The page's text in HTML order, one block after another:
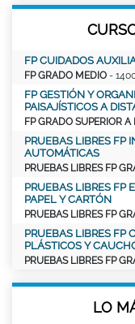
FP CUIDADOS
FP GRADO MEDIO -
FP GESTIÓN Y
PAISAJÍSTICOS A
FP GRADO SUPERIOR A
PRUEBAS LIBRES FP
AUTOMÁTICAS
PRUEBAS LIBRES FP
PRUEBAS LIBRES FP
PAPEL Y CARTÓN
PRUEBAS LIBRES FP
PRUEBAS LIBRES FP
PLÁSTICOS Y
PRUEBAS LIBRES FP
LO